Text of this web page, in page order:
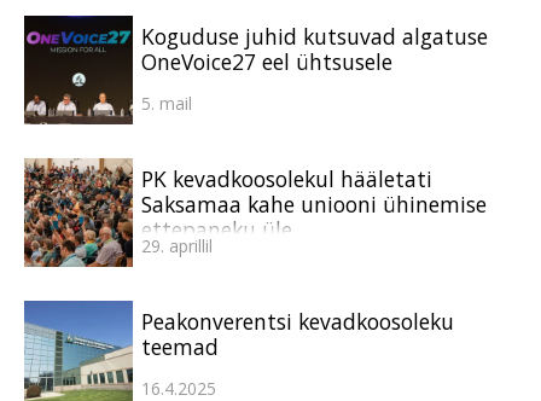
Koguduse juhid kutsuvad algatuse
OneVoice27 eel ühtsusele
5. mail
PK kevadkoosolekul hääletati
Saksamaa kahe uniooni ühinemise
ettepaneku üle
29. aprillil
Peakonverentsi kevadkoosoleku
teemad
16.4.2025